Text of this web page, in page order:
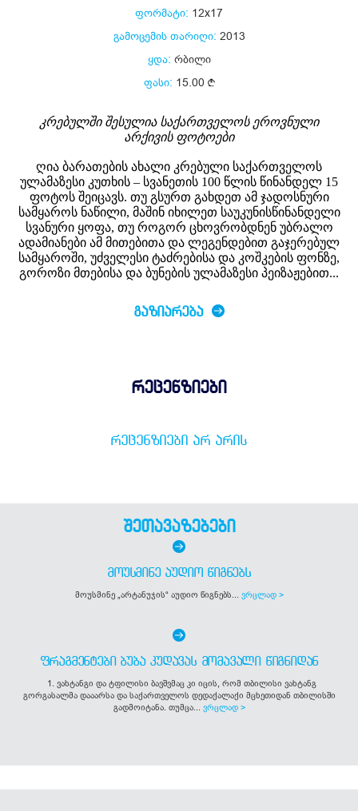
ფორმატი: 12x17
გამოცემის თარიღი: 2013
ყდა: რბილი
ფასი: 15.00
კრებულში შესულია საქართველოს ეროვნული
არქივის ფოტოები
ღია ბარათების ახალი კრებული საქართველოს
ულამაზესი კუთხის – სვანეთის 100 წლის წინანდელ 15
ფოტოს შეიცავს. თუ გსურთ გახდეთ ამ ჯადოსნური
სამყაროს ნაწილი, მაშინ იხილეთ საუკუნისწინანდელი
სვანური ყოფა, თუ როგორ ცხოვრობდნენ უბრალო
ადამიანები ამ მითებითა და ლეგენდებით გაჯერებულ
სამყაროში, უძველესი ტაძრებისა და კოშკების ფონზე,
გოროზი მთებისა და ბუნების ულამაზესი პეიზაჟებით...
ᲒᲐᲖᲘᲐᲠᲔᲑᲐ
რეცენზიები
ᲠᲔᲪᲔᲜᲖᲘᲔᲑᲘ ᲐᲠ ᲐᲠᲘᲡ
შეთავაზებები
ᲛᲝᲣᲡᲛᲘᲜᲔ ᲐᲣᲓᲘᲝ ᲬᲘᲒᲜᲔᲑᲡ
მოუსმინე „არტანუჯის“ აუდიო წიგნებს... ვრცლად >
ᲤᲠᲐᲒᲛᲔᲜᲢᲔᲑᲘ ᲑᲣᲑᲐ ᲙᲣᲓᲐᲕᲐᲡ ᲛᲝᲛᲐᲕᲐᲚᲘ ᲬᲘᲒᲜᲘᲓᲐᲜ
1. ვახტანგი და ტფილისი ბავშვმაც კი იცის, რომ თბილისი ვახტანგ
გორგასალმა დააარსა და საქართველოს დედაქალაქი მცხეთიდან თბილისში
გადმოიტანა. თუმცა... ვრცლად >